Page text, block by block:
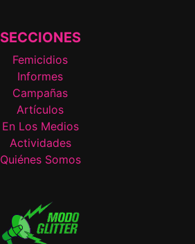
SECCIONES
Femicidios
Informes
Campañas
Artículos
En Los Medios
Actividades
Quiénes Somos